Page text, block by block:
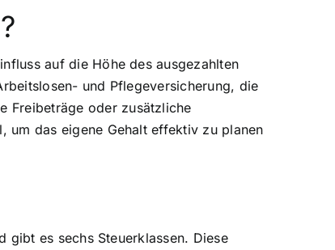
auf die Höhe des ausgezahlten
und Pflegeversicherung, die
Freibeträge oder zusätzliche
um das eigene Gehalt effektiv zu planen
gibt es sechs Steuerklassen. Diese